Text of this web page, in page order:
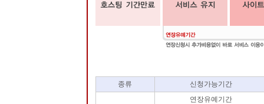
종류 신청가능기간
연장유예기간